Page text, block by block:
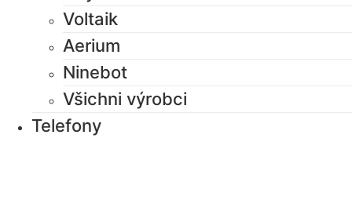
Voltaik
Aerium
Ninebot
Všichni výrobci
Telefony